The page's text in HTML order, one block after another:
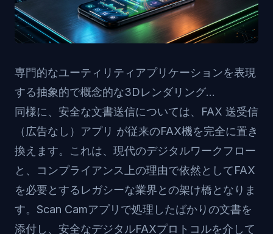
専門的なユーティリティアプリケーションを表現
する抽象的で概念的な3Dレンダリング...
同様に、安全な文書送信については、 FAX 送受信
（広告なし）アプリ が従来のFAX機を完全に置き
換えます。これは、現代のデジタルワークフロー
と、コンプライアンス上の理由で依然としてFAX
を必要とするレガシーな業界との架け橋となりま
す。Scan Camアプリで処理したばかりの文書を
添付し、安全なデジタルFAXプロトコルを介して